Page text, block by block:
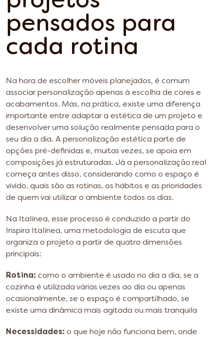
pensados para
cada rotina
Na hora de escolher móveis planejados, é comum
associar personalização apenas à escolha de cores e
acabamentos. Mas, na prática, existe uma diferença
importante entre adaptar a estética de um projeto e
desenvolver uma solução realmente pensada para o
seu dia a dia. A personalização estética parte de
opções pré-definidas e, muitas vezes, se apoia em
composições já estruturadas. Já a personalização real
começa antes disso, considerando como o espaço é
vivido, quais são as rotinas, os hábitos e as prioridades
de quem vai utilizar o ambiente todos os dias.
Na Italínea, esse processo é conduzido a partir do
Inspira Italínea, uma metodologia de escuta que
organiza o projeto a partir de quatro dimensões
principais:
Rotina: como o ambiente é usado no dia a dia, se a
cozinha é utilizada várias vezes ao dia ou apenas
ocasionalmente, se o espaço é compartilhado, se
existe uma dinâmica mais agitada ou mais tranquila
Necessidades: o que hoje não funciona bem, onde